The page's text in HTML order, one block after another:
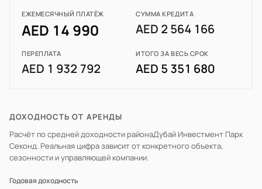
ЕЖЕМЕСЯЧНЫЙ ПЛАТЁЖ
AED 14 990
СУММА КРЕДИТА
AED 2 564 166
ПЕРЕПЛАТА
AED 1 932 792
ИТОГО ЗА ВЕСЬ СРОК
AED 5 351 680
ДОХОДНОСТЬ ОТ АРЕНДЫ
Расчёт по средней доходности районаДубай Инвестмент Парк
Секонд. Реальная цифра зависит от конкретного объекта,
сезонности и управляющей компании.
Годовая доходность